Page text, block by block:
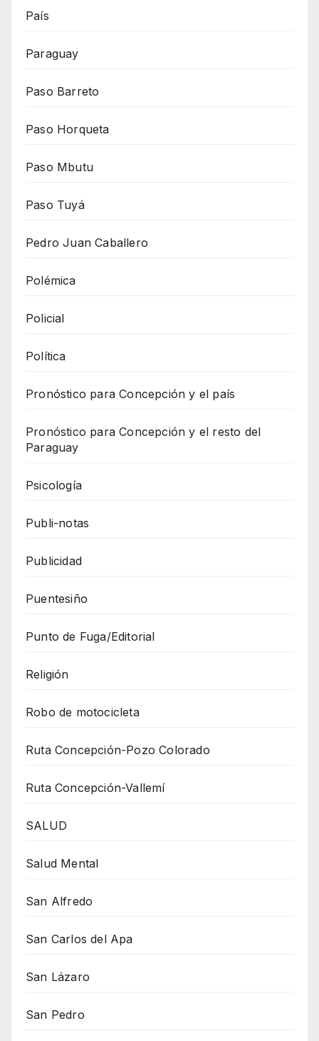
País
Paraguay
Paso Barreto
Paso Horqueta
Paso Mbutu
Paso Tuyá
Pedro Juan Caballero
Polémica
Policial
Política
Pronóstico para Concepción y el país
Pronóstico para Concepción y el resto del
Paraguay
Psicología
Publi-notas
Publicidad
Puentesiño
Punto de Fuga/Editorial
Religión
Robo de motocicleta
Ruta Concepción-Pozo Colorado
Ruta Concepción-Vallemí
SALUD
Salud Mental
San Alfredo
San Carlos del Apa
San Lázaro
San Pedro